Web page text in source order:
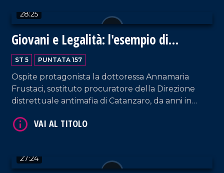
Penale di Reggio Calabria, Francesco Siclari.
28:25
Giovani e Legalità: l'esempio di
Annamaria Frustaci
ST 5 PUNTATA 157
Ospite protagonista la dottoressa Annamaria
Frustaci, sostituto procuratore della Direzione
distrettuale antimafia di Catanzaro, da anni in
criminali, soprattutto nel Vibonese. La conduzione
27:24